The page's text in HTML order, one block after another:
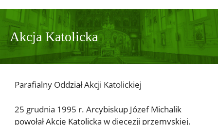
Akcja Katolicka
Parafialny Oddział Akcji Katolickiej
25 grudnia 1995 r. Arcybiskup Józef Michalik
powołał Akcję Katolicką w diecezji przemyskiej.